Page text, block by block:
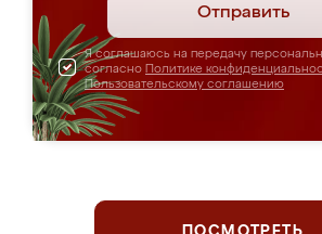
Отправить
Я соглашаюсь на передачу
согласно Политике
Пользовательскому соглашению